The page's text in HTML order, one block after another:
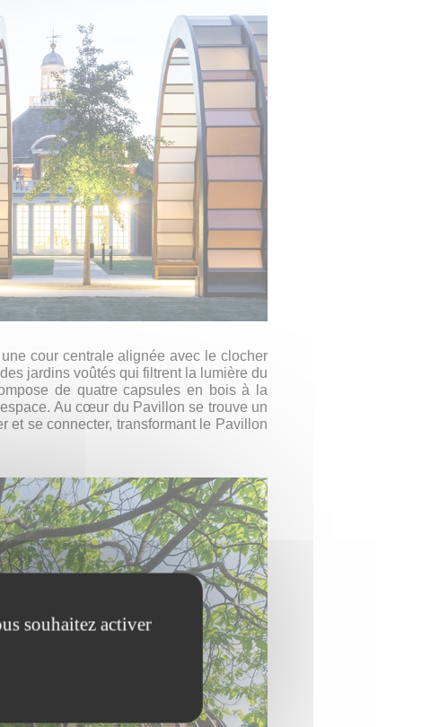
cour centrale alignée avec le clocher
jardins voûtés qui filtrent la lumière du
de quatre capsules en bois à la
Au cœur du Pavillon se trouve un
et se connecter, transformant le Pavillon
souhaitez activer